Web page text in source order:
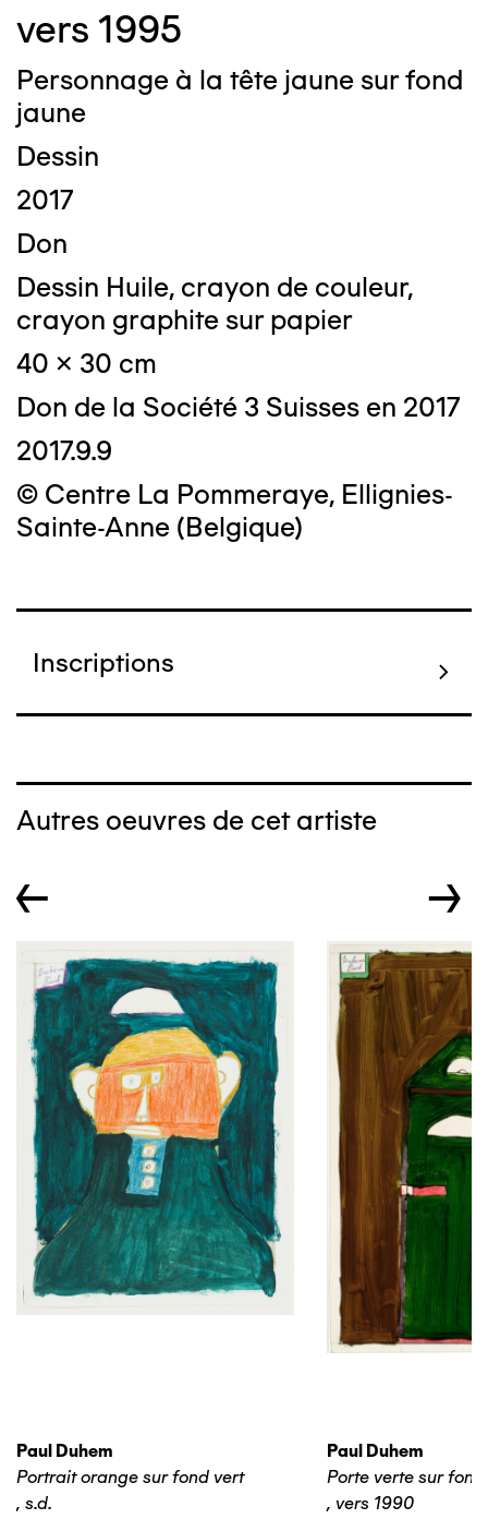
vers 1995
Personnage à la tête jaune sur fond
jaune
Dessin
2017
Don
Dessin Huile, crayon de couleur,
crayon graphite sur papier
40 x 30 cm
Don de la Société 3 Suisses en 2017
2017.9.9
© Centre La Pommeraye, Ellignies-
Sainte-Anne (Belgique)
Inscriptions
Autres oeuvres de cet artiste
← →
Paul Duhem
Portrait orange sur fond vert
, s.d.
Paul Duhem
Porte verte sur
, vers 1990